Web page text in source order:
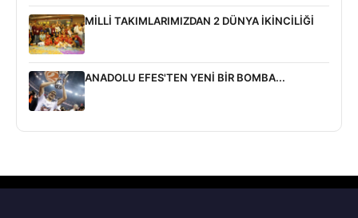
MİLLİ TAKIMLARIMIZDAN 2 DÜNYA İKİNCİLİĞİ
ANADOLU EFES'TEN YENİ BİR BOMBA...